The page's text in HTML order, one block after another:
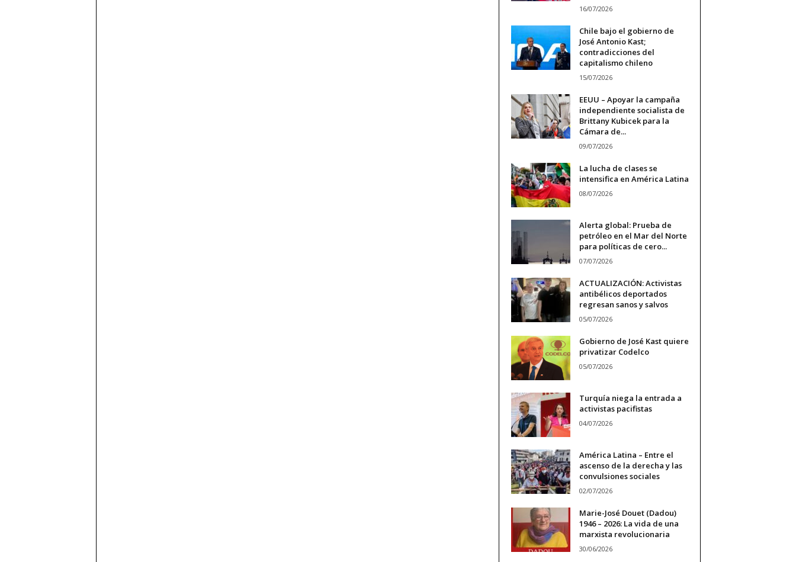
16/07/2026
Chile bajo el gobierno de
José Antonio Kast;
contradicciones del
capitalismo chileno
15/07/2026
EEUU – Apoyar la campaña
independiente socialista de
Brittany Kubicek para la
Cámara de...
09/07/2026
La lucha de clases se
intensifica en América Latina
08/07/2026
Alerta global: Prueba de
petróleo en el Mar del Norte
para políticas de cero...
07/07/2026
ACTUALIZACIÓN: Activistas
antibélicos deportados
regresan sanos y salvos
05/07/2026
Gobierno de José Kast quiere
privatizar Codelco
05/07/2026
Turquía niega la entrada a
activistas pacifistas
04/07/2026
América Latina – Entre el
ascenso de la derecha y las
convulsiones sociales
02/07/2026
Marie-José Douet (Dadou)
1946 – 2026: La vida de una
marxista revolucionaria
30/06/2026